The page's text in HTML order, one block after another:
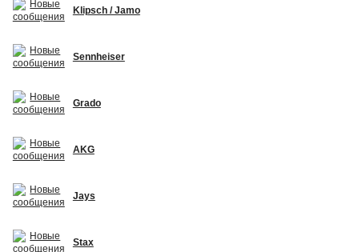
Klipsch / Jamo
Sennheiser
Grado
AKG
Jays
Stax